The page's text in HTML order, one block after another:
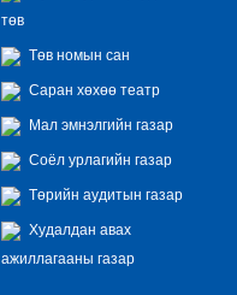
төв
Төв номын сан
Саран хөхөө театр
Мал эмнэлгийн газар
Соёл урлагийн газар
Төрийн аудитын газар
Худалдан авах
ажиллагааны газар